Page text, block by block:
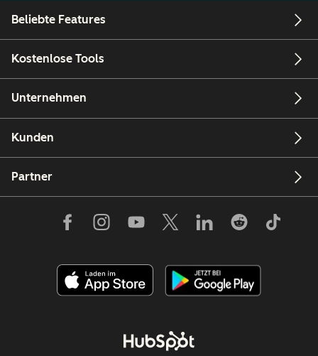
Beliebte Features
Kostenlose Tools
Unternehmen
Kunden
Partner